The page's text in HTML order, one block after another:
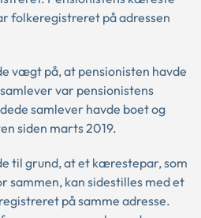
folkeregistreret på adressen
vægt på, at pensionisten havde
var pensionistens
samlever havde boet og
siden marts 2019.
til grund, at et kærestepar, som
sammen, kan sidestilles med et
på samme adresse.